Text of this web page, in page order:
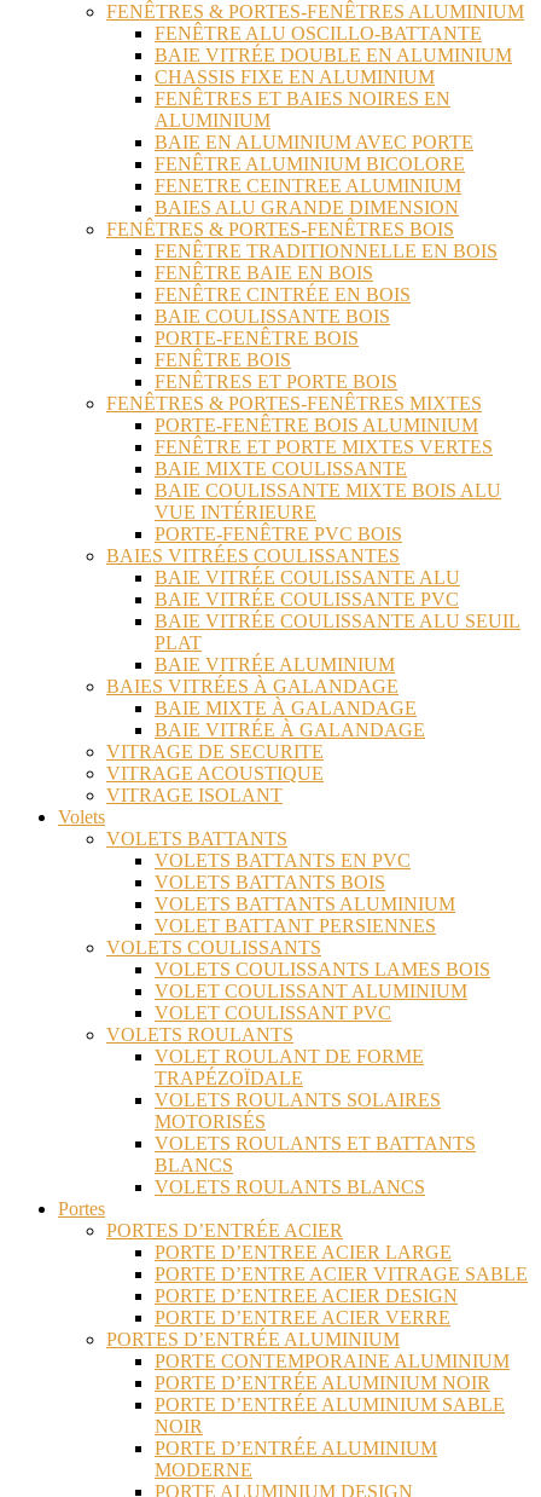
FENÊTRES & PORTES-FENÊTRES ALUMINIUM
FENÊTRE ALU OSCILLO-BATTANTE
BAIE VITRÉE DOUBLE EN ALUMINIUM
CHASSIS FIXE EN ALUMINIUM
FENÊTRES ET BAIES NOIRES EN
ALUMINIUM
BAIE EN ALUMINIUM AVEC PORTE
FENÊTRE ALUMINIUM BICOLORE
FENETRE CEINTREE ALUMINIUM
BAIES ALU GRANDE DIMENSION
FENÊTRES & PORTES-FENÊTRES BOIS
FENÊTRE TRADITIONNELLE EN BOIS
FENÊTRE BAIE EN BOIS
FENÊTRE CINTRÉE EN BOIS
BAIE COULISSANTE BOIS
PORTE-FENÊTRE BOIS
FENÊTRE BOIS
FENÊTRES ET PORTE BOIS
FENÊTRES & PORTES-FENÊTRES MIXTES
PORTE-FENÊTRE BOIS ALUMINIUM
FENÊTRE ET PORTE MIXTES VERTES
BAIE MIXTE COULISSANTE
BAIE COULISSANTE MIXTE BOIS ALU
VUE INTÉRIEURE
PORTE-FENÊTRE PVC BOIS
BAIES VITRÉES COULISSANTES
BAIE VITRÉE COULISSANTE ALU
BAIE VITRÉE COULISSANTE PVC
BAIE VITRÉE COULISSANTE ALU SEUIL
PLAT
BAIE VITRÉE ALUMINIUM
BAIES VITRÉES À GALANDAGE
BAIE MIXTE À GALANDAGE
BAIE VITRÉE À GALANDAGE
VITRAGE DE SECURITE
VITRAGE ACOUSTIQUE
VITRAGE ISOLANT
Volets
VOLETS BATTANTS
VOLETS BATTANTS EN PVC
VOLETS BATTANTS BOIS
VOLETS BATTANTS ALUMINIUM
VOLET BATTANT PERSIENNES
VOLETS COULISSANTS
VOLETS COULISSANTS LAMES BOIS
VOLET COULISSANT ALUMINIUM
VOLET COULISSANT PVC
VOLETS ROULANTS
VOLET ROULANT DE FORME
TRAPÉZOÏDALE
VOLETS ROULANTS SOLAIRES
MOTORISÉS
VOLETS ROULANTS ET BATTANTS
BLANCS
VOLETS ROULANTS BLANCS
Portes
PORTES D’ENTRÉE ACIER
PORTE D’ENTREE ACIER LARGE
PORTE D’ENTRE ACIER VITRAGE SABLE
PORTE D’ENTREE ACIER DESIGN
PORTE D’ENTREE ACIER VERRE
PORTES D’ENTRÉE ALUMINIUM
PORTE CONTEMPORAINE ALUMINIUM
PORTE D’ENTRÉE ALUMINIUM NOIR
PORTE D’ENTRÉE ALUMINIUM SABLE
NOIR
PORTE D’ENTRÉE ALUMINIUM
MODERNE
PORTE ALUMINIUM DESIGN